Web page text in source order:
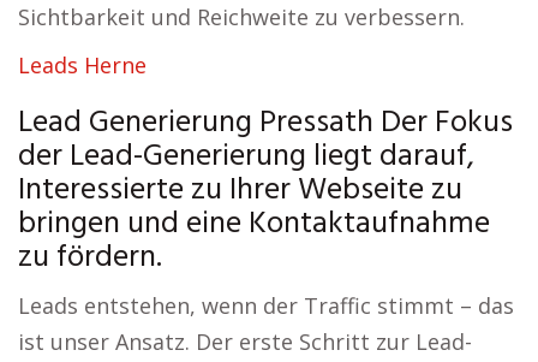
Sichtbarkeit und Reichweite zu verbessern.
Leads Herne
Lead Generierung Pressath Der Fokus
der Lead-Generierung liegt darauf,
Interessierte zu Ihrer Webseite zu
bringen und eine Kontaktaufnahme
zu fördern.
Leads entstehen, wenn der Traffic stimmt – das
ist unser Ansatz. Der erste Schritt zur Lead-